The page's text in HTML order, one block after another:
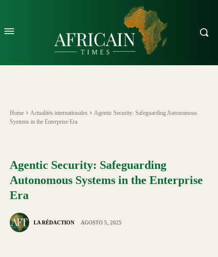
Home Actualités internationales
Agentic Security: Safeguarding Autonomous
Systems in the Enterprise Era
Agentic Security: Safeguarding
Autonomous Systems in the Enterprise
Era
LA RÉDACTION AGOSTO 5, 2025